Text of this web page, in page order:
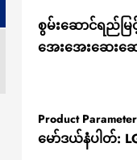
စွမ်းဆောင်ရည်မ
အေးအေးဆေး
Product
မော်ဒယ်နံပါတ်: